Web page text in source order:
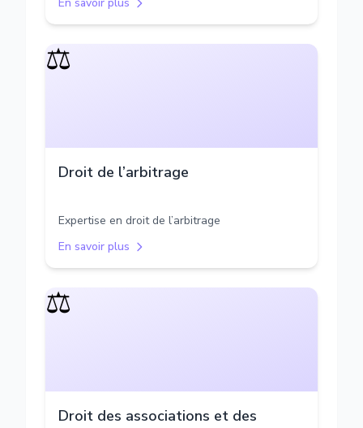
⚖️
Droit de l’arbitrage
Expertise en droit de l’arbitrage
En savoir plus
⚖️
Droit des associations et des